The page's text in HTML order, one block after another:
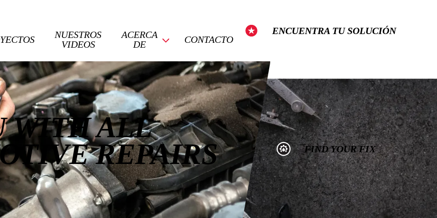
NUESTROS
VIDEOS
ACERCA
DE
CONTACTO
ENCUENTRA TU SOLUCIÓN
WITH ALL
REPAIRS
FIND YOUR FIX